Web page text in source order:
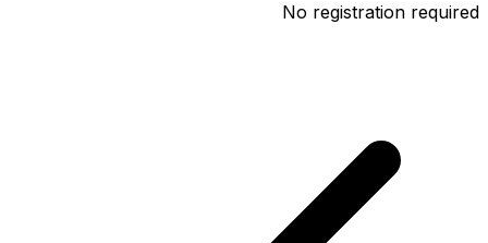
No registration required